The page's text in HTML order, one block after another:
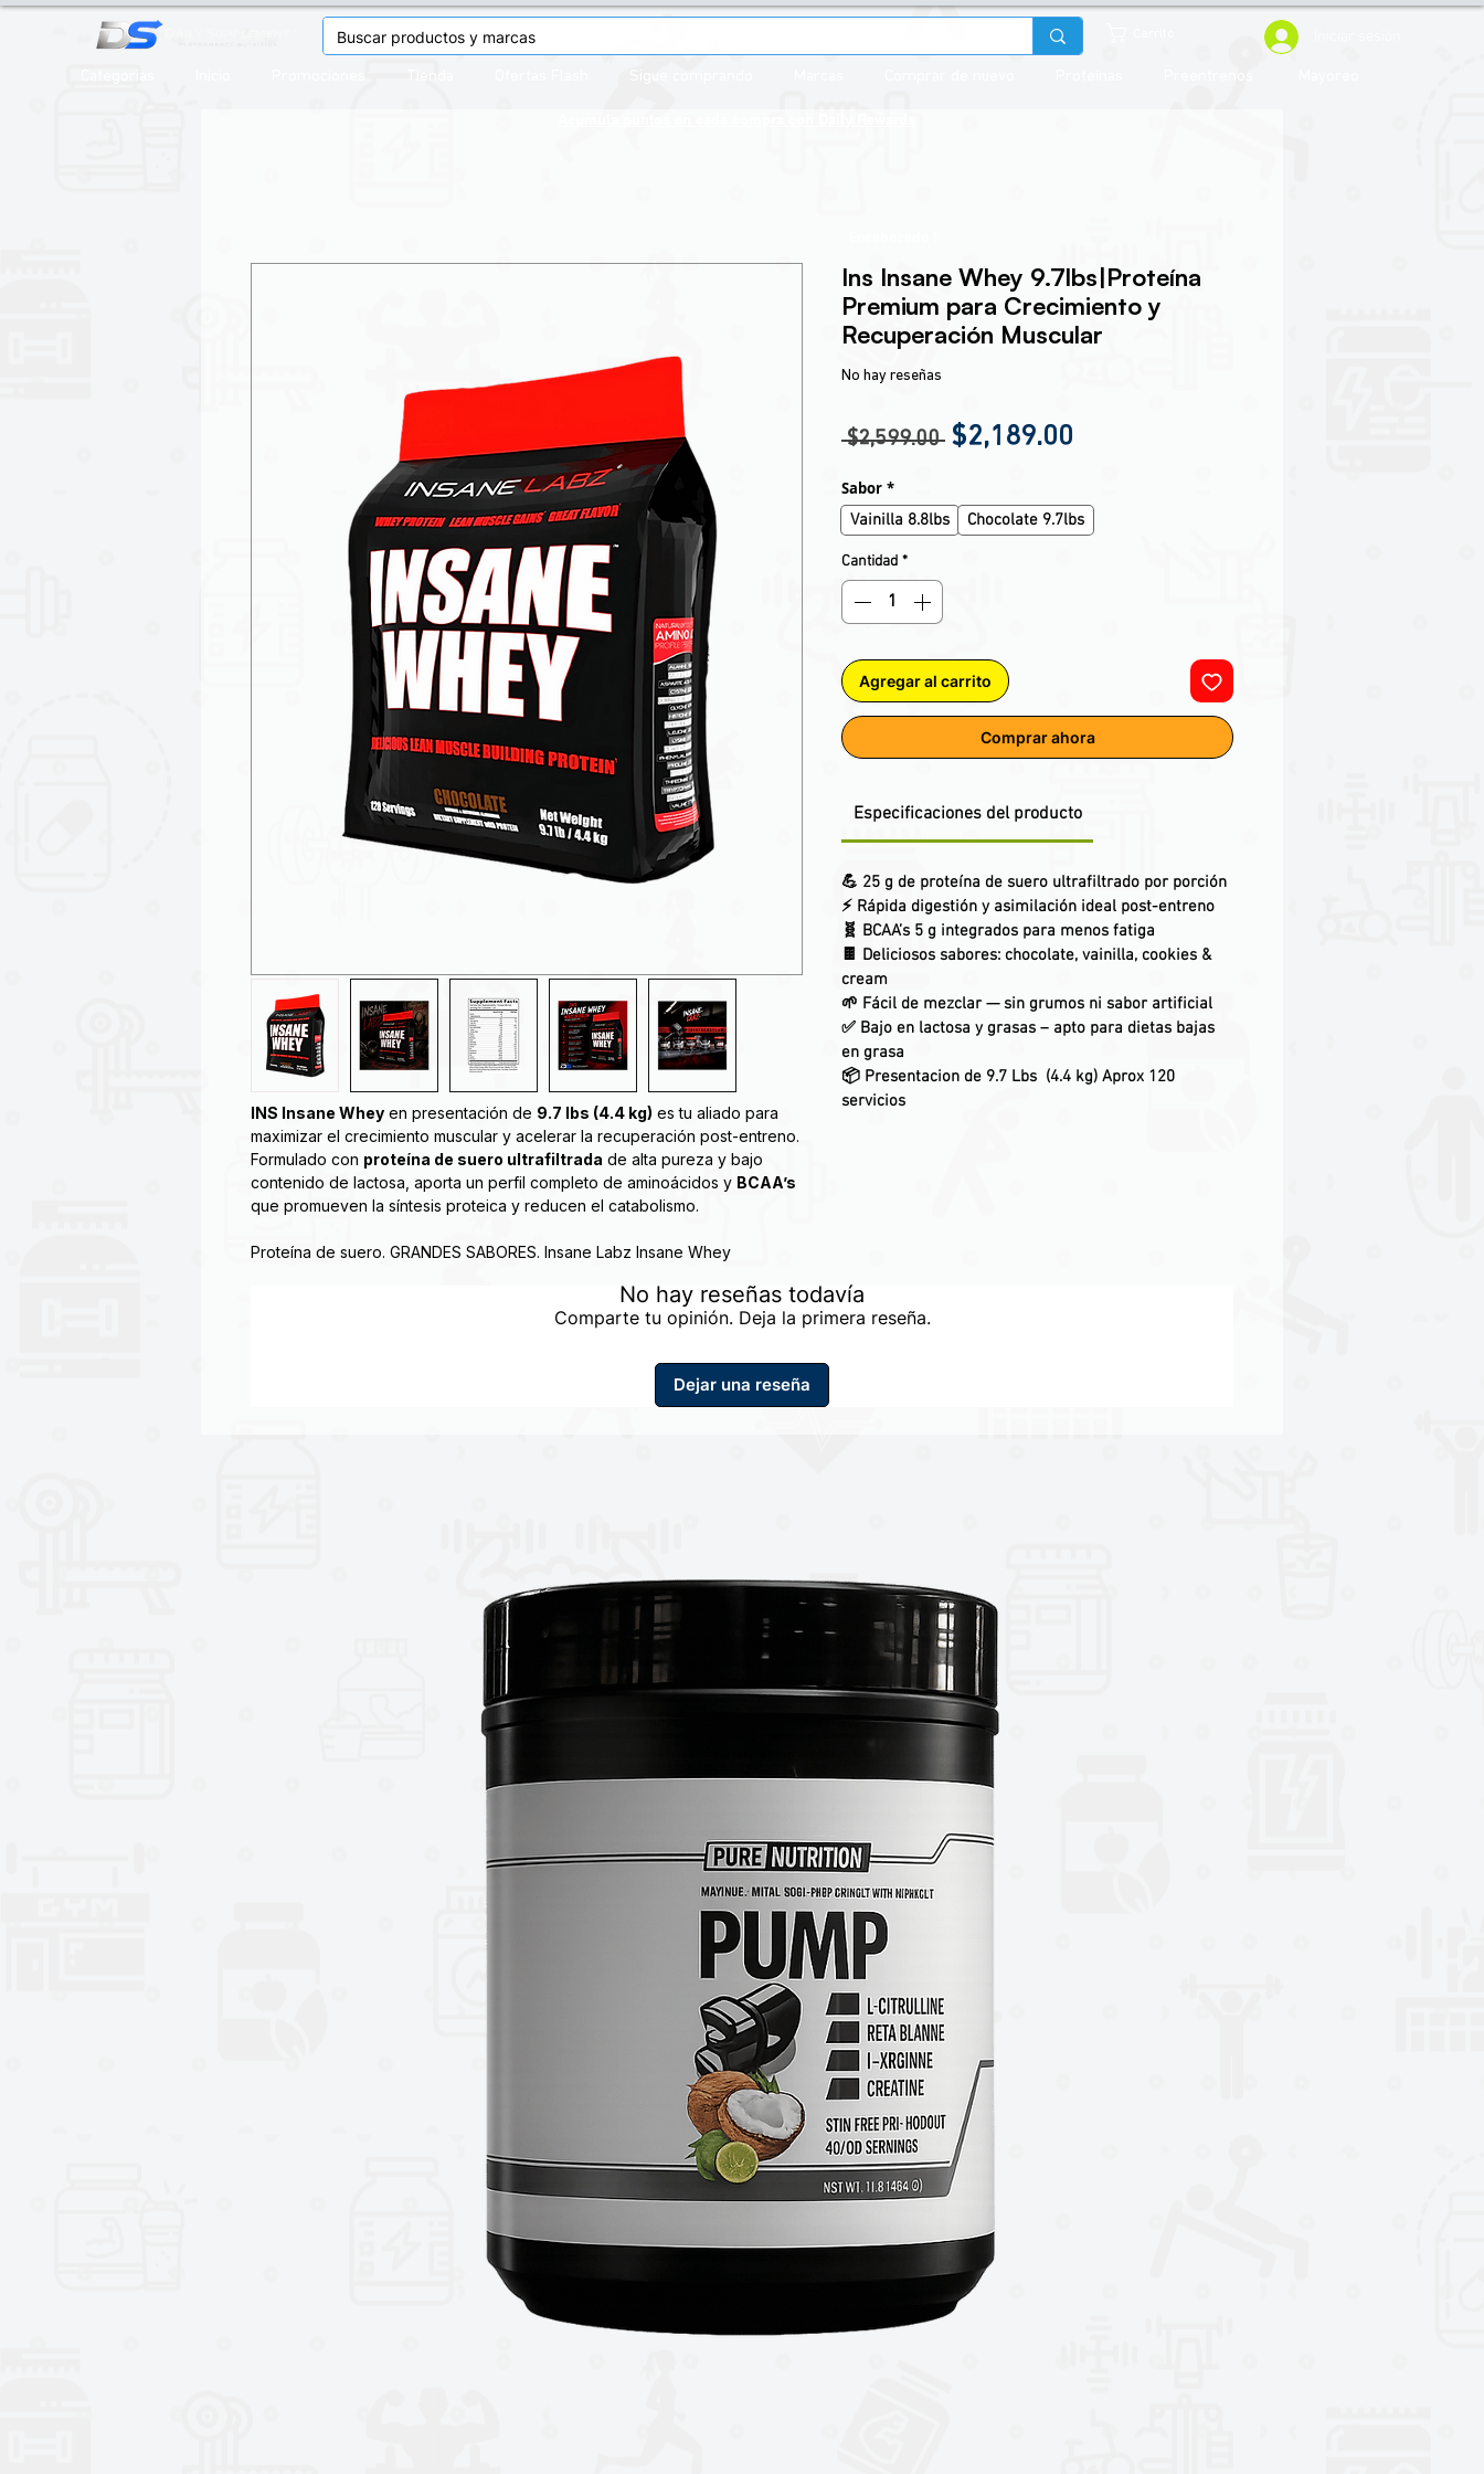
INS Insane Whey en presentación de 9.7 lbs (4.4 kg) es tu aliado para
maximizar el crecimiento muscular y acelerar la recuperación post-entreno.
Formulado con proteína de suero ultrafiltrada de alta pureza y bajo
contenido de lactosa, aporta un perfil completo de aminoácidos y BCAA’s
que promueven la síntesis proteica y reducen el catabolismo.
Proteína de suero. GRANDES SABORES. Insane Labz Insane Whey
de proteína después de que termine su entrenamiento. Con un perfil amino
de BCAA natural, Insane Whey también aumentará su tiempo de
Insane Whey tiene la mejor capacidad de mezcla de cualquier proteína en
Utilizando proteína de suero de primera calidad para desarrollar fuerza y ​​
músculo magro, hemos creado una proteína de mezcla suave que es
excelente para desarrollar fuerza, antes o después de los entrenamientos,
o en cualquier momento que la proteína adicional sea beneficiosa.
Ins Insane Whey 9.7lbs|Proteína
Premium para Crecimiento y
Recuperación Muscular
No hay reseñas
$2,599.00 Precio
$2,189.00
Sabor *
Vainilla 8.8lbs
Chocolate 9.7lbs
Cantidad *
Agregar al carrito
Comprar ahora
Especificaciones del producto
💪 25 g de proteína de suero ultrafiltrado por porción
⚡ Rápida digestión y asimilación ideal post-entreno
🧬 BCAA’s 5 g integrados para menos fatiga
🍫 Deliciosos sabores: chocolate, vainilla, cookies &
cream
🌱 Fácil de mezclar — sin grumos ni sabor artificial
✅ Bajo en lactosa y grasas – apto para dietas bajas
en grasa
📦 Presentacion de 9.7 Lbs (4.4 kg) Aprox 120
servicios
No hay reseñas todavía
Comparte tu opinión. Deja la primera reseña.
Dejar una reseña